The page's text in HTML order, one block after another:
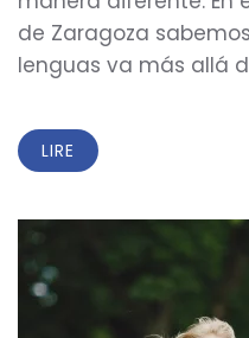
de Zaragoza
lenguas va más allá
LIRE